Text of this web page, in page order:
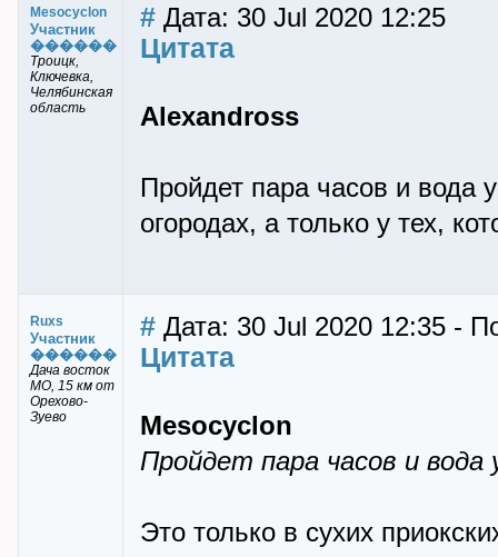
Mesocyclon
Участник
������
Троицк,
Ключевка,
Челябинская
область
# Дата: 30 Jul 2020 12:25
Цитата
Alexandross
Пройдет пара часов и вода
огородах, а только у тех,
Ruxs
Участник
������
Дача восток
МО, 15 км от
Орехово-
Зуево
# Дата: 30 Jul 2020 12:35 -
Цитата
Mesocyclon
Пройдет пара часов и вода
Это только в сухих